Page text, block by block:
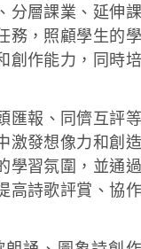
分層課業、延伸課
務，照顧學生的學
創作能力，同時培
匯報、同儕互評等
激發想像力和創造
學習氛圍，並通過
高詩歌評賞、協作